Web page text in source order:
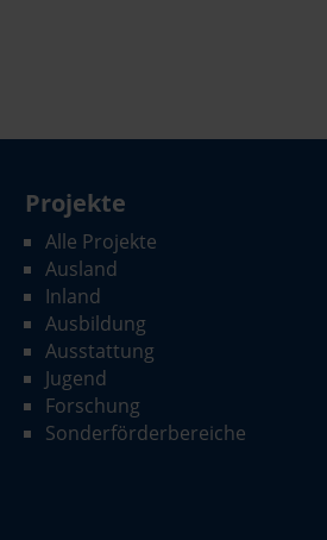
Projekte
Alle Projekte
Ausland
Inland
Ausbildung
Ausstattung
Jugend
Forschung
Sonderförderbereiche